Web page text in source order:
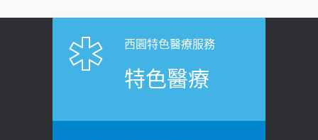
西園特色醫療服務
特色醫療